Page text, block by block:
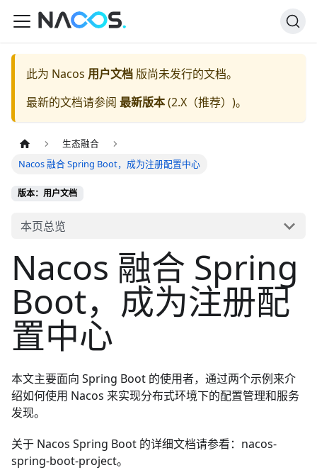
此为 Nacos 用户文档 版尚未发行的文档。
最新的文档请参阅 最新版本(2.X（推荐） )。
生态融合
Nacos 融合 Spring Boot，成为注册配置中心
版本：用户文档
本页总览
Nacos 融合 Spring
Boot，成为注册配
置中心
本文主要面向 Spring Boot 的使用者，通过两个示例来介
绍如何使用 Nacos 来实现分布式环境下的配置管理和服务
发现。
关于 Nacos Spring Boot 的详细文档请参看： nacos-
spring-boot-project。